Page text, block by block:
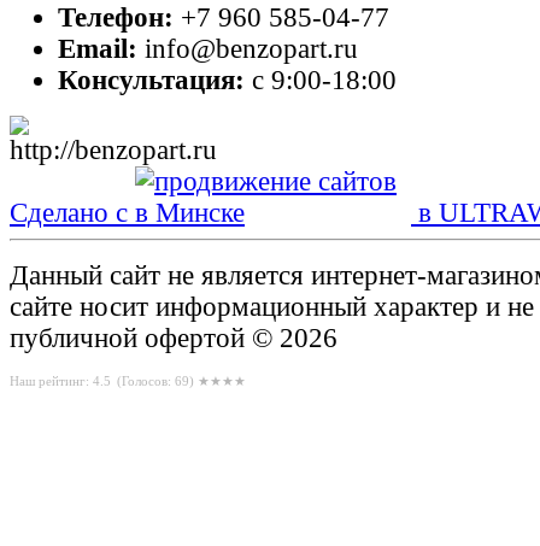
Телефон: +7 960 585-04-77
Email: info@benzopart.ru
Консультация: с 9:00-18:00
Сделано с в
Данный сайт не является интернет-
сайте носит информационный характер и не
публичной офертой © 2026
Наш рейтинг: 4.5 (Голосов: 69) ★★★★